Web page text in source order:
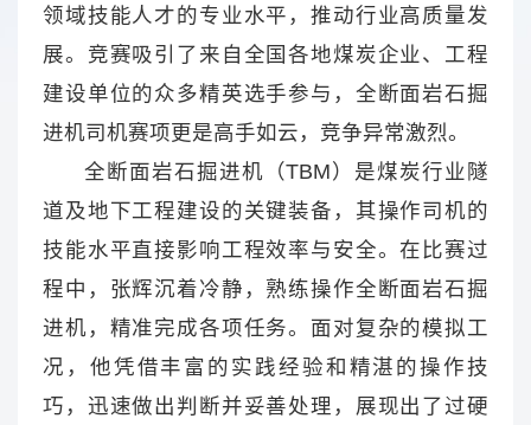
领域技能人才的专业水平，推动行业高质量发
展。竞赛吸引了来自全国各地煤炭企业、工程
建设单位的众多精英选手参与，全断面岩石掘
进机司机赛项更是高手如云，竞争异常激烈。
全断面岩石掘进机（TBM）是煤炭行业隧
道及地下工程建设的关键装备，其操作司机的
技能水平直接影响工程效率与安全。在比赛过
程中，张辉沉着冷静，熟练操作全断面岩石掘
进机，精准完成各项任务。面对复杂的模拟工
况，他凭借丰富的实践经验和精湛的操作技
巧，迅速做出判断并妥善处理，展现出了过硬